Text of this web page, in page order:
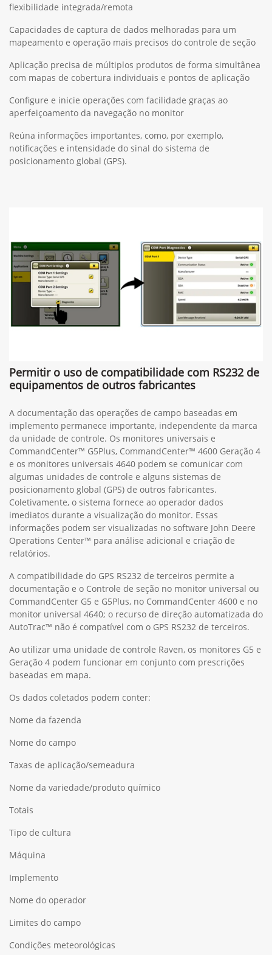
flexibilidade integrada/remota
Capacidades de captura de dados melhoradas para um
mapeamento e operação mais precisos do controle de seção
Aplicação precisa de múltiplos produtos de forma simultânea
com mapas de cobertura individuais e pontos de aplicação
Configure e inicie operações com facilidade graças ao
aperfeiçoamento da navegação no monitor
Reúna informações importantes, como, por exemplo,
notificações e intensidade do sinal do sistema de
posicionamento global (GPS).
Permitir o uso de compatibilidade com RS232 de
equipamentos de outros fabricantes
A documentação das operações de campo baseadas em
implemento permanece importante, independente da marca
da unidade de controle. Os monitores universais e
CommandCenter™ G5Plus, CommandCenter™ 4600 Geração 4
e os monitores universais 4640 podem se comunicar com
algumas unidades de controle e alguns sistemas de
posicionamento global (GPS) de outros fabricantes.
Coletivamente, o sistema fornece ao operador dados
imediatos durante a visualização do monitor. Essas
informações podem ser visualizadas no software John Deere
Operations Center™ para análise adicional e criação de
relatórios.
A compatibilidade do GPS RS232 de terceiros permite a
documentação e o Controle de seção no monitor universal ou
CommandCenter G5 e G5Plus, no CommandCenter 4600 e no
monitor universal 4640; o recurso de direção automatizada do
AutoTrac™ não é compatível com o GPS RS232 de terceiros.
Ao utilizar uma unidade de controle Raven, os monitores G5 e
Geração 4 podem funcionar em conjunto com prescrições
baseadas em mapa.
Os dados coletados podem conter:
Nome da fazenda
Nome do campo
Taxas de aplicação/semeadura
Nome da variedade/produto químico
Totais
Tipo de cultura
Máquina
Implemento
Nome do operador
Limites do campo
Condições meteorológicas